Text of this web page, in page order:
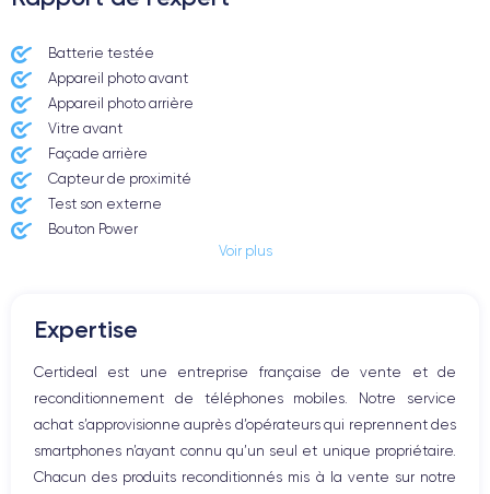
Batterie testée
Appareil photo avant
Appareil photo arrière ​
Vitre avant ​
Façade arrière
Capteur de proximité
Test son externe
Bouton Power
Haut parleur
Bouton Home
Bluetooth
WiFi
Réseau
Vibreur
Voir plus
Expertise
Certideal est une entreprise française de vente et de
reconditionnement de téléphones mobiles. Notre service
achat s’approvisionne auprès d’opérateurs qui reprennent des
smartphones n’ayant connu qu’un seul et unique propriétaire.
Chacun des produits reconditionnés mis à la vente sur notre